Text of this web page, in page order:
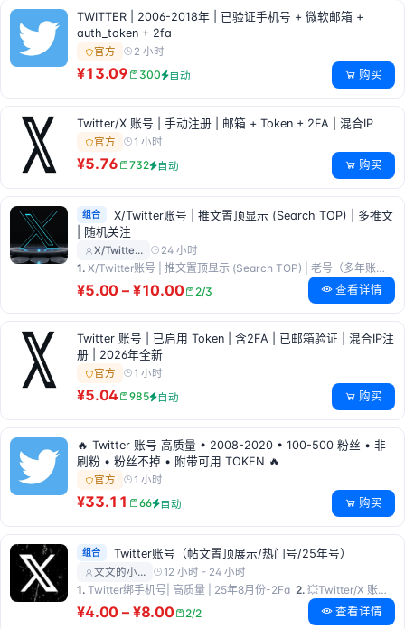
TWITTER | 2006-2018年 | 已验证手机号 + 微软邮箱 +
auth_token + 2fa
官方 2 小时
¥13.09 300 自动 购买
Twitter/X 账号 | 手动注册 | 邮箱 + Token + 2FA | 混合IP
官方 1 小时
¥5.76 732 自动 购买
组合
X/Twitter账号 | 推文置顶显示 (Search TOP) | 多推文
| 随机关注
X/Twitte… 24 小时
1. X/Twitter账号 | 推文置顶显示 (Search TOP) | 老号（多年账号） | 多推文 | 随机关注 …
¥5.00 – ¥10.00 2/3 查看详情
Twitter 账号 | 已启用 Token | 含2FA | 已邮箱验证 | 混合IP注
册 | 2026年全新
官方 1 小时
¥5.04 985 自动 购买
🔥 Twitter 账号 高质量 • 2008-2020 • 100-500 粉丝 • 非
刷粉 • 粉丝不掉 • 附带可用 TOKEN 🔥
官方 1 小时
¥33.11 66 自动 购买
组合 Twitter账号（帖文置顶展示/热门号/25年号）
文文的小… 12 小时 - 24 小时
1. Twitter绑手机号| 高质量 | 25年8月份-2Fa 2. 💥Twitter/X 账号💥帖文出现在搜索顶部标签💥 无隐形限流 💥高级版💥2FA / Token/ct0
¥4.00 – ¥8.00 2/2 查看详情